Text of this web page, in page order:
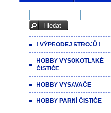
! VÝPRODEJ STROJŮ !
HOBBY VYSOKOTLAKÉ
ČISTIČE
HOBBY VYSAVAČE
HOBBY PARNÍ ČISTIČE